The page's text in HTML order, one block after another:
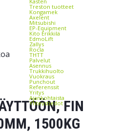
Treston tuotteet
Kongamek
Axelent
Mitsubishi
EP-Equipment
Kito Erikkilä
EdmoLift
Zallys
Rocla
THTT
Palvelut
Asennus
Trukkihuolto
Vuokraus
Punchout
Referenssit
Yritys
Ajankohtaista
YhteystiedotFIN
1500KG